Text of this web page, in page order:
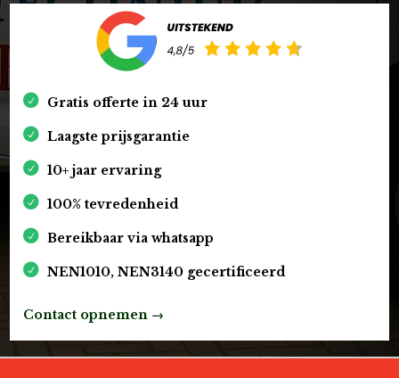
Gratis offerte in 24 uur
Laagste prijsgarantie
10+ jaar ervaring
100% tevredenheid
Bereikbaar via whatsapp
NEN1010, NEN3140 gecertificeerd
Contact opnemen →